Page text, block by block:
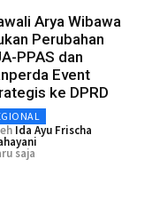
Arya Wibawa
Perubahan
PPAS dan
Event
ke DPRD
Ida Ayu Frischa
saja